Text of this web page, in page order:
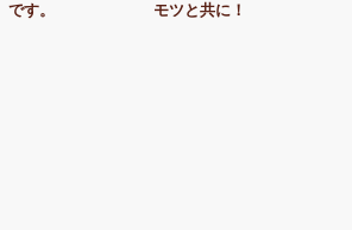
です。
モツと共に！